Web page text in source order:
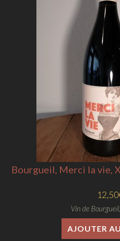
Bourgueil, Merci la vie,
12,50
Vin de Bourgueil,
AJOUTER